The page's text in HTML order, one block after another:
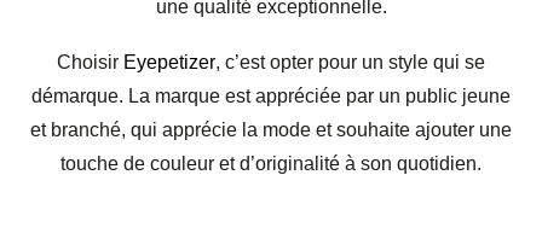
une qualité exceptionnelle.
Choisir Eyepetizer, c’est opter pour un style qui se
démarque. La marque est appréciée par un public jeune
et branché, qui apprécie la mode et souhaite ajouter une
touche de couleur et d’originalité à son quotidien.